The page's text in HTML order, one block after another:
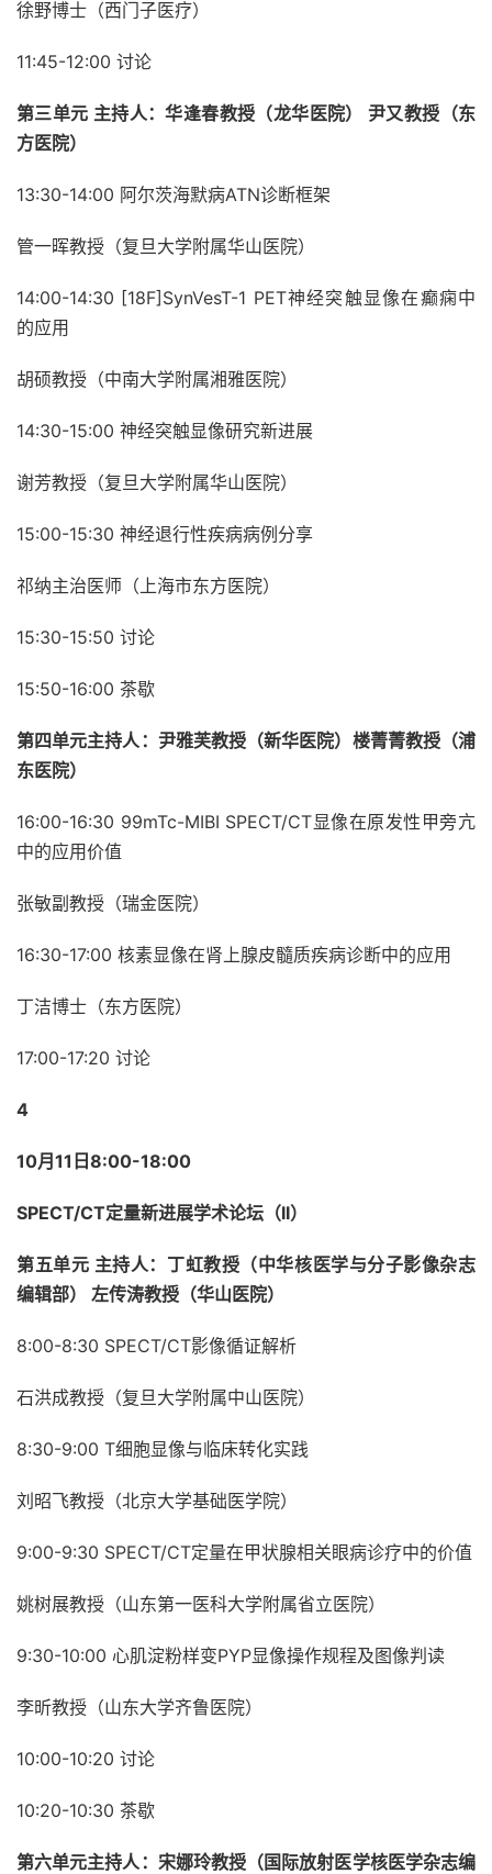
徐野博士（西门子医疗）
11:45-12:00 讨论
第三单元 主持人：华逢春教授（龙华医院） 尹又教授（东
方医院）
13:30-14:00 阿尔茨海默病ATN诊断框架
管一晖教授（复旦大学附属华山医院）
14:00-14:30 [18F]SynVesT-1 PET神经突触显像在癫痫中
的应用
胡硕教授（中南大学附属湘雅医院）
14:30-15:00 神经突触显像研究新进展
谢芳教授（复旦大学附属华山医院）
15:00-15:30 神经退行性疾病病例分享
祁纳主治医师（上海市东方医院）
15:30-15:50 讨论
15:50-16:00 茶歇
第四单元主持人：尹雅芙教授（新华医院）楼菁菁教授（浦
东医院）
16:00-16:30 99mTc-MIBI SPECT/CT显像在原发性甲旁亢
中的应用价值
张敏副教授（瑞金医院）
16:30-17:00 核素显像在肾上腺皮髓质疾病诊断中的应用
丁洁博士（东方医院）
17:00-17:20 讨论
4
10月11日8:00-18:00
SPECT/CT定量新进展学术论坛（II）
第五单元 主持人：丁虹教授（中华核医学与分子影像杂志
编辑部） 左传涛教授（华山医院）
8:00-8:30 SPECT/CT影像循证解析
石洪成教授（复旦大学附属中山医院）
8:30-9:00 T细胞显像与临床转化实践
刘昭飞教授（北京大学基础医学院）
9:00-9:30 SPECT/CT定量在甲状腺相关眼病诊疗中的价值
姚树展教授（山东第一医科大学附属省立医院）
9:30-10:00 心肌淀粉样变PYP显像操作规程及图像判读
李昕教授（山东大学齐鲁医院）
10:00-10:20 讨论
10:20-10:30 茶歇
第六单元主持人：宋娜玲教授（国际放射医学核医学杂志编